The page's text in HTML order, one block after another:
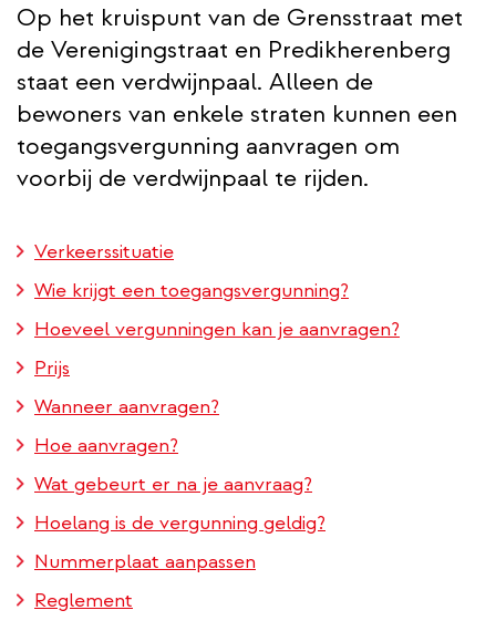
Op het kruispunt van de Grensstraat met
de Verenigingstraat en Predikherenberg
staat een verdwijnpaal. Alleen de
bewoners van enkele straten kunnen een
toegangsvergunning aanvragen om
voorbij de verdwijnpaal te rijden.
Verkeerssituatie
Wie krijgt een toegangsvergunning?
Hoeveel vergunningen kan je aanvragen?
Prijs
Wanneer aanvragen?
Hoe aanvragen?
Wat gebeurt er na je aanvraag?
Hoelang is de vergunning geldig?
Nummerplaat aanpassen
Reglement